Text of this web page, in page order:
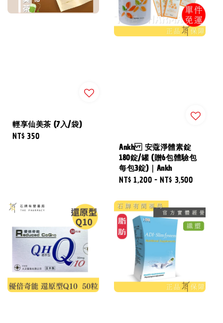
輕享仙美茶 (7入/袋)
Regular
NT$ 350
Ankh 安蔻淨體素錠
180錠/罐 (贈6包體驗包
每包3錠)｜Ankh
Regular
NT$ 1,200 -NT$ 3,500